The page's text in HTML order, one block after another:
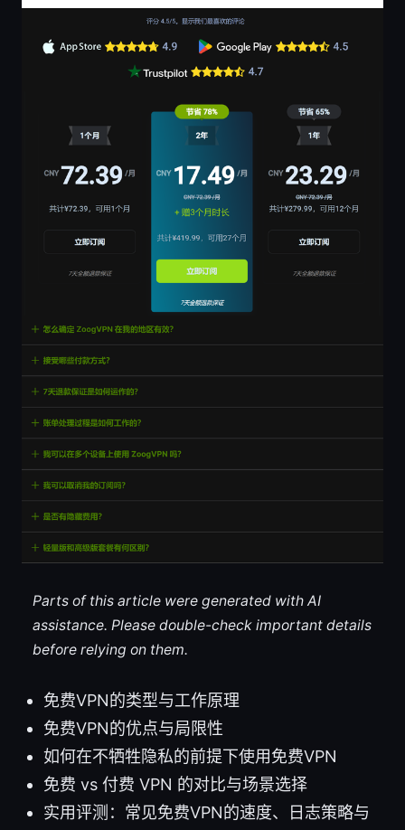
Parts of this article were generated with AI
assistance. Please double-check important details
before relying on them.
免费VPN的类型与工作原理
免费VPN的优点与局限性
如何在不牺牲隐私的前提下使用免费VPN
免费 vs 付费 VPN 的对比与场景选择
实用评测：常见免费VPN的速度、日志策略与